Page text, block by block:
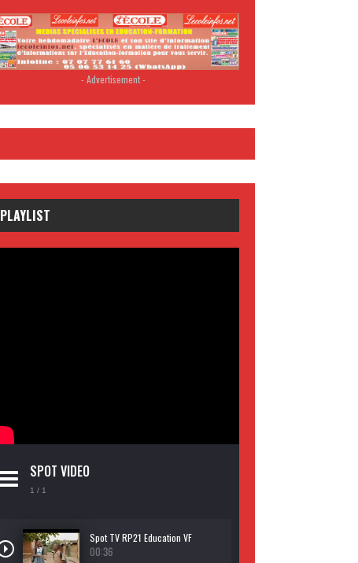
- Advertisement -
PLAYLIST
SPOT VIDEO
1 / 1
Spot TV RP21 Education VF
00:36